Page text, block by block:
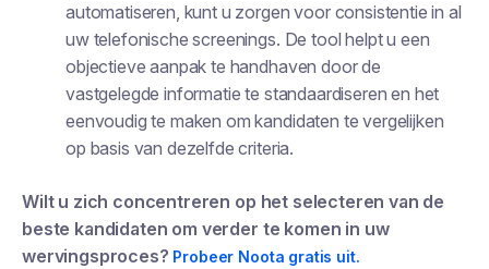
automatiseren, kunt u zorgen voor consistentie in al
uw telefonische screenings. De tool helpt u een
objectieve aanpak te handhaven door de
vastgelegde informatie te standaardiseren en het
eenvoudig te maken om kandidaten te vergelijken
op basis van dezelfde criteria.
Wilt u zich concentreren op het selecteren van de
beste kandidaten om verder te komen in uw
wervingsproces? Probeer Noota gratis uit.